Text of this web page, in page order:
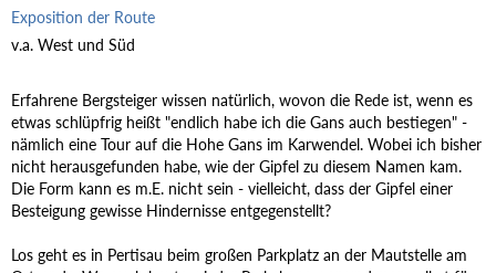
Exposition der Route
v.a. West und Süd
Erfahrene Bergsteiger wissen natürlich, wovon die Rede ist, wenn es
etwas schlüpfrig heißt "endlich habe ich die Gans auch bestiegen" -
nämlich eine Tour auf die Hohe Gans im Karwendel. Wobei ich bisher
nicht herausgefunden habe, wie der Gipfel zu diesem Namen kam.
Die Form kann es m.E. nicht sein - vielleicht, dass der Gipfel einer
Besteigung gewisse Hindernisse entgegenstellt?
Los geht es in Pertisau beim großen Parkplatz an der Mautstelle am